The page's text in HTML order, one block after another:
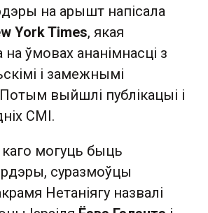
на арышт напісала
York Times, якая
на ўмовах ананімнасці з
і замежнымі
выйшлі публікацыі і
СМІ.
каго могуць быць
суразмоўцы
Нетаніягу назвалі